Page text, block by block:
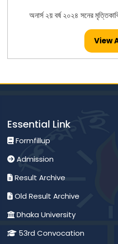
অনার্স ২য় বর্ষ ২০২৪ সনের
Published:
Published:
মাস্টার্স -২০২৪ সনের
View
Essential Link
Formfillup
Admission
Result Archive
Old Result Archive
Dhaka University
53rd Convocation